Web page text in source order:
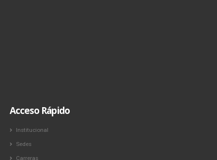
Acceso Rápido
Institucional
Sedes
Carreras